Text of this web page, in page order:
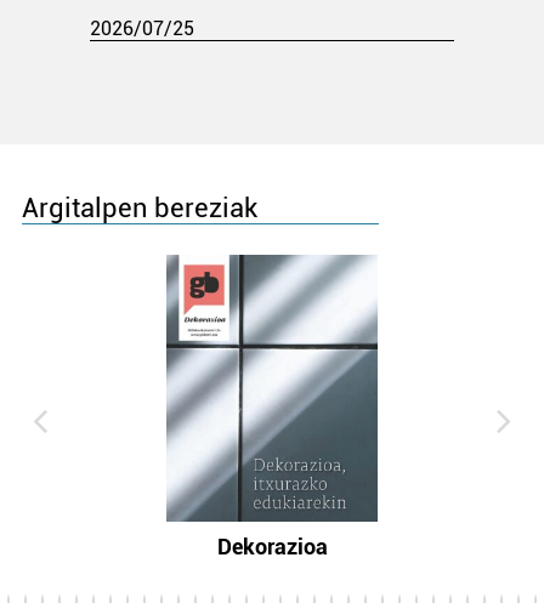
2026/07/25
Argitalpen bereziak
Dekorazioa